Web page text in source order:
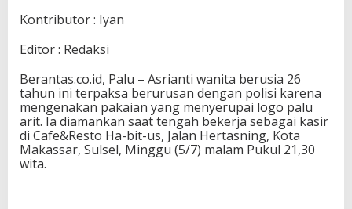
Kontributor : Iyan
Editor : Redaksi
Berantas.co.id, Palu – Asrianti wanita berusia 26
tahun ini terpaksa berurusan dengan polisi karena
mengenakan pakaian yang menyerupai logo palu
arit. Ia diamankan saat tengah bekerja sebagai kasir
di Cafe&Resto Ha-bit-us, Jalan Hertasning, Kota
Makassar, Sulsel, Minggu (5/7) malam Pukul 21,30
wita.